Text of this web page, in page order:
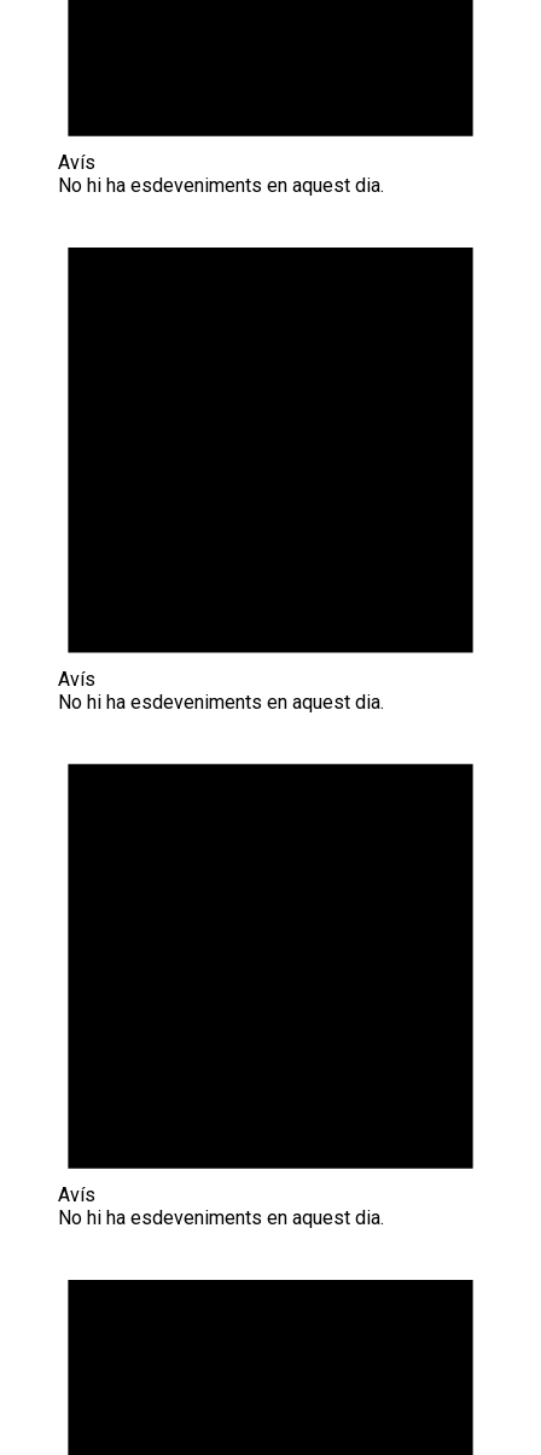
Avís
No hi ha esdeveniments en aquest dia.
Avís
No hi ha esdeveniments en aquest dia.
Avís
No hi ha esdeveniments en aquest dia.